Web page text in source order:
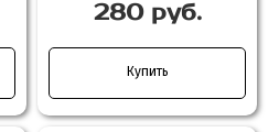
280 руб.
Купить